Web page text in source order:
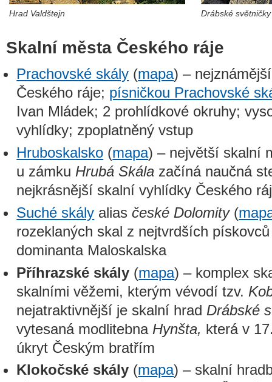
Hrad Valdštejn Drábské světničky
Skalní města Českého ráje
Prachovské skály (mapa) –
Českého ráje; písničkou Prachovské
Ivan Mládek; 2 prohlídkové okruhy;
vyhlídky; zpoplatněný vstup
Hruboskalsko (mapa) – největší skalní
u zámku Hrubá Skála začíná naučná
nejkrásnější skalní vyhlídky Českého
Suché skály aliasčeské Dolomity(
rozeklaných skal z nejtvrdších
dominanta Maloskalska
Příhrazské skály (mapa) – komplex
skalními věžemi, kterým vévodí tzv.
nejatraktivnější je skalní hrad Drábské
vytesaná modlitebna Hynšta, která v
úkryt Českým bratřím
Klokočské skály (mapa) – skalní